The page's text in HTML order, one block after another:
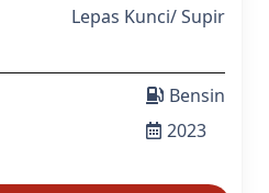
Lepas Kunci/Supir
Bensin
2023